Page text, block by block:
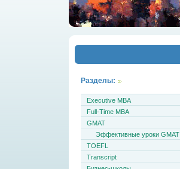
Разделы:
Executive MBA
Full-Time MBA
GMAT
Эффективные уроки GMAT
TOEFL
Transcript